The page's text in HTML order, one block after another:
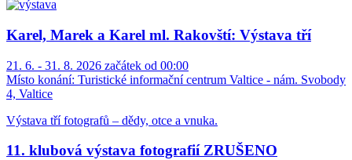
Karel, Marek a Karel ml. Rakovští: Výstava tří
21. 6. - 31. 8. 2026 začátek od 00:00
Místo konání: Turistické informační centrum Valtice - nám. Svobody
4, Valtice
Výstava tří fotografů – dědy, otce a vnuka.
11. klubová výstava fotografií ZRUŠENO